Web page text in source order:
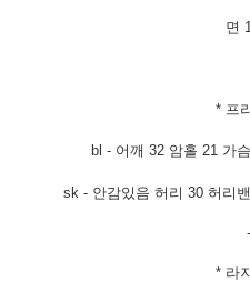
면
* 프
bl - 어깨 32 암홀 21 가
sk - 안감있음 허리 30 허리
-
* 라